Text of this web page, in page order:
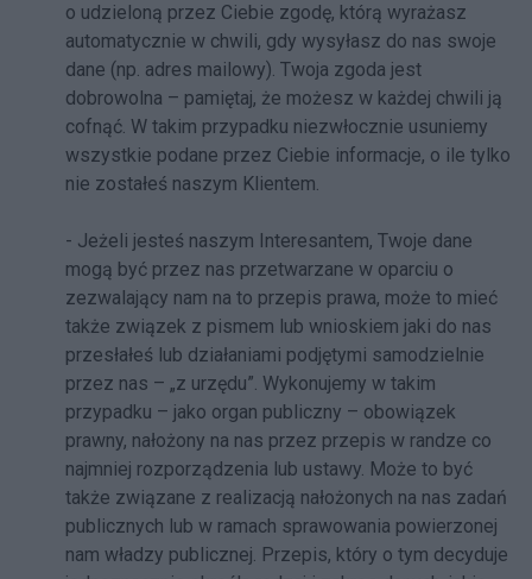
o udzieloną przez Ciebie zgodę, którą wyrażasz
automatycznie w chwili, gdy wysyłasz do nas swoje
dane (np. adres mailowy). Twoja zgoda jest
dobrowolna – pamiętaj, że możesz w każdej chwili ją
cofnąć. W takim przypadku niezwłocznie usuniemy
wszystkie podane przez Ciebie informacje, o ile tylko
nie zostałeś naszym Klientem.
- Jeżeli jesteś naszym Interesantem, Twoje dane
mogą być przez nas przetwarzane w oparciu o
zezwalający nam na to przepis prawa, może to mieć
także związek z pismem lub wnioskiem jaki do nas
przesłałeś lub działaniami podjętymi samodzielnie
przez nas – „z urzędu”. Wykonujemy w takim
przypadku – jako organ publiczny – obowiązek
prawny, nałożony na nas przez przepis w randze co
najmniej rozporządzenia lub ustawy. Może to być
także związane z realizacją nałożonych na nas zadań
publicznych lub w ramach sprawowania powierzonej
nam władzy publicznej. Przepis, który o tym decyduje